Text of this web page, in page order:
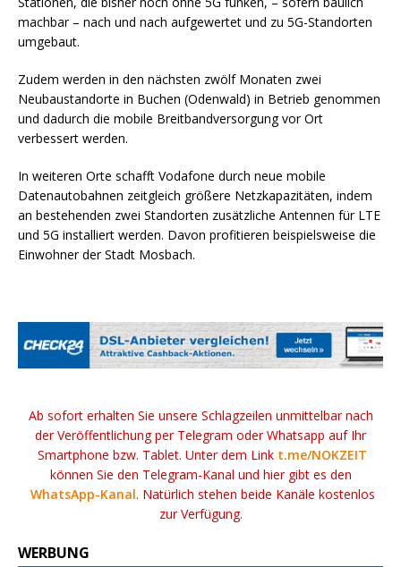
machbar – nach und nach aufgewertet und zu 5G-Standorten
umgebaut.
Zudem werden in den nächsten zwölf Monaten zwei
Neubaustandorte in Buchen (Odenwald) in Betrieb genommen
und dadurch die mobile Breitbandversorgung vor Ort
verbessert werden.
In weiteren Orte schafft Vodafone durch neue mobile
Datenautobahnen zeitgleich größere Netzkapazitäten, indem
an bestehenden zwei Standorten zusätzliche Antennen für LTE
und 5G installiert werden. Davon profitieren beispielsweise die
Einwohner der Stadt Mosbach.
Ab sofort erhalten Sie unsere Schlagzeilen unmittelbar nach
der Veröffentlichung per Telegram oder Whatsapp auf Ihr
Smartphone bzw. Tablet. Unter dem Link t.me/NOKZEIT
können Sie den Telegram-Kanal und hier gibt es den
WhatsApp-Kanal. Natürlich stehen beide Kanäle kostenlos
zur Verfügung.
WERBUNG